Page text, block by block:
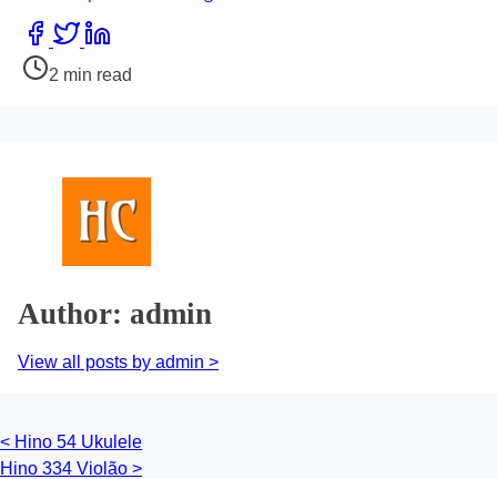
Share
this
post
Post2 min read
Author: admin
View all posts by admin >
Posts
< Hino 54 Ukulele
Hino 334 Violão >